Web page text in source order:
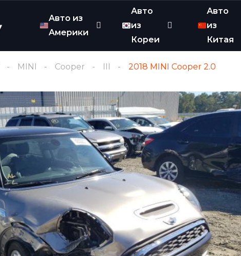
Авто из
Америки
Авто
из
Кореи
Авто
из
Китая
MINI Cooper III 2018 MINI Cooper 2.0